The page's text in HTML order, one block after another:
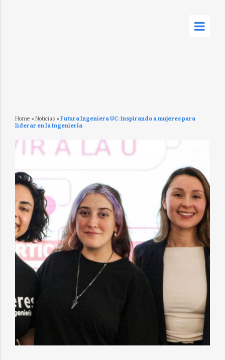
Home » Noticias » Futura Ingeniera UC: Inspirando a mujeres para
liderar en la Ingeniería